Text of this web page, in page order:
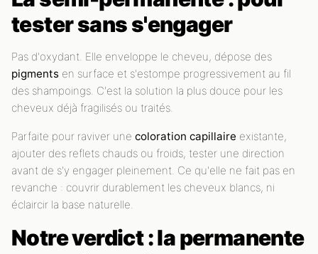
tester sans s'engager
Pas d'oxydant. Elle enveloppe le cheveu, dépose des
pigments en surface et s'estompe progressivement au fil
des shampoings. C'est la solution la plus douce pour les
cheveux déjà fragilisés ou traités.
Parfaite pour raviver une coloration capillaire existante,
ajouter des reflets chauds ou froids, tester une direction
avant de s'y engager pleinement. Ce qu'elle ne fait pas en
revanche : couvrir durablement les cheveux blancs, ni
éclaircir la base naturelle.
Notre verdict : la permanente